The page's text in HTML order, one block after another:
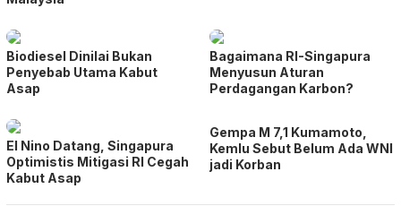
Biodiesel Dinilai Bukan
Penyebab Utama Kabut
Asap
Bagaimana RI-Singapura
Menyusun Aturan
Perdagangan Karbon?
El Nino Datang, Singapura
Optimistis Mitigasi RI Cegah
Kabut Asap
Gempa M 7,1 Kumamoto,
Kemlu Sebut Belum Ada WNI
jadi Korban